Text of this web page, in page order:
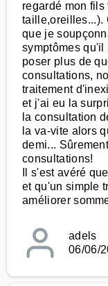
regardé mon
taille,oreilles...).
que je
symptômes qu'il
poser plus de
consultations,
traitement
et j'ai eu la
la consultation
la va-vite alors
demi...
consultations!
Il s'est avéré
et qu'un simple
améliorer
adels
06/06/